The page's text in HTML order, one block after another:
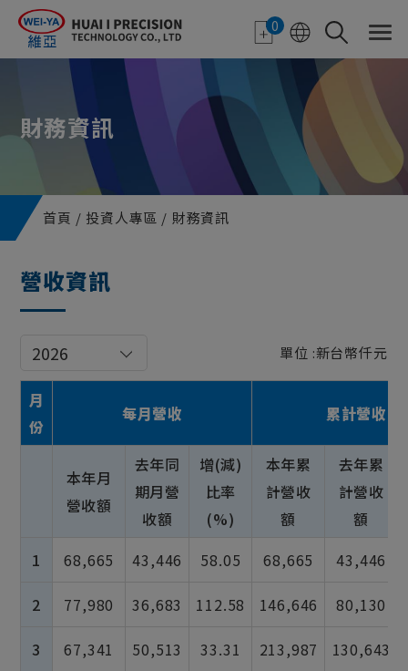
0
財務資訊
首頁 投資人專區 財務資訊
營收資訊
單位 :新台幣仟元
月
份
每月營收 累計營收
本年月
營收額
去年同
期月營
收額
增(減)
比率
(%)
本年累
計營收
額
去年累
計營收
額
1 68,665 43,446 58.05 68,665 43,446
2 77,980 36,683 112.58 146,646 80,130
3 67,341 50,513 33.31 213,987 130,643
Cookie管理面板